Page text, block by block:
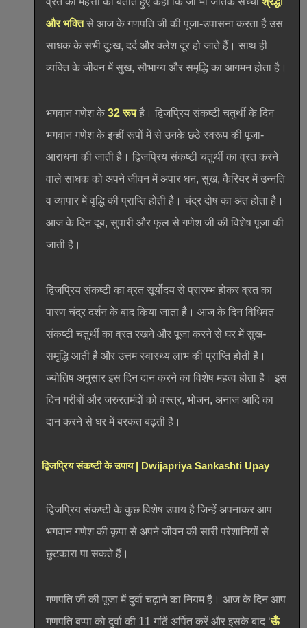
और भक्तिसे आज के गणपति जी की पूजा-उपासना करता है उस
साधक के सभी दुःख, दर्द और क्लेश दूर हो जाते हैं। साथ ही
व्यक्ति के जीवन में सुख, सौभाग्य और समृद्धि का आगमन होता है।
भगवान गणेश के32 रूपहै। द्विजप्रिय संकष्टी चतुर्थी के दिन
भगवान गणेश के इन्हीं रूपों में से उनके छठे स्वरूप की पूजा-
आराधना की जाती है। द्विजप्रिय संकष्टी चतुर्थी का व्रत करने
वाले साधक को अपने जीवन में अपार धन, सुख, कैरियर में उन्नति
व व्यापार में वृद्धि की प्राप्ति होती है। चंद्र दोष का अंत होता है।
आज के दिन दूब, सुपारी और फूल से गणेश जी की विशेष पूजा की
जाती है।
द्विजप्रिय संकष्टी का व्रत सूर्योदय से प्रारम्भ होकर व्रत का
पारण चंद्र दर्शन के बाद किया जाता है। आज के दिन विधिवत
संकष्टी चतुर्थी का व्रत रखने और पूजा करने से घर में सुख-
समृद्धि आती है और उत्तम स्वास्थ्य लाभ की प्राप्ति होती है।
ज्योतिष अनुसार इस दिन दान करने का विशेष महत्व होता है। इस
दिन गरीबों और जरुरतमंदों को वस्त्र, भोजन, अनाज आदि का
दान करने से घर में बरकत बढ़ती है।
द्विजप्रिय संकष्टी के उपाय | Dwijapriya Sankashti Upay
द्विजप्रिय संकष्टी के कुछ विशेष उपाय है जिन्हें अपनाकर आप
भगवान गणेश की कृपा से अपने जीवन की सारी परेशानियों से
छुटकारा पा सकते हैं।
गणपति जी की पूजा में दुर्वा चढ़ाने का नियम है। आज के दिन आप
गणपति बप्पा को दुर्वा की 11 गांठें अर्पित करें और इसके बाद ‘ऊँ